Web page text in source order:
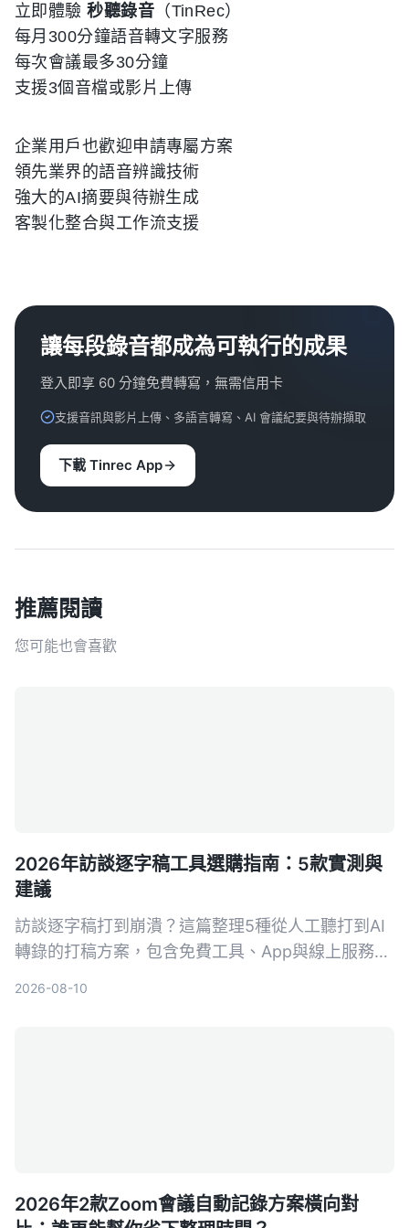
立即體驗秒聽錄音 （TinRec）
每月300分鐘語音轉文字服務
每次會議最多30分鐘
支援3個音檔或影片上傳
企業用戶也歡迎申請專屬方案
領先業界的語音辨識技術
強大的AI摘要與待辦生成
客製化整合與工作流支援
讓每段錄音都成為可執行的成果
登入即享 60 分鐘免費轉寫，無需信用卡
支援音訊與影片上傳、多語言轉寫、AI 會議紀要與待辦擷取
下載 Tinrec App
推薦閱讀
您可能也會喜歡
2026年訪談逐字稿工具選購指南：5款實測與
建議
訪談逐字稿打到崩潰？這篇整理5種從人工聽打到AI
轉錄的打稿方案，包含免費工具、App與線上服務，
2026-08-10
2026年2款Zoom會議自動記錄方案橫向對